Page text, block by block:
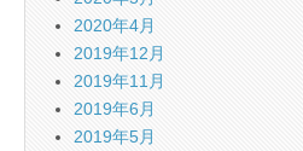
2020年4月
2019年12月
2019年11月
2019年6月
2019年5月